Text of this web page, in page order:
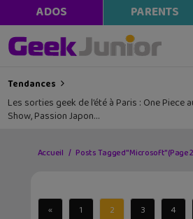
ADOS PARENTS
Tendances
Les sorties geek de l’été à Paris : One Piece
Show, Passion Japon…
Accueil Posts Tagged "Microsoft"(Page
« 1 2 3 4